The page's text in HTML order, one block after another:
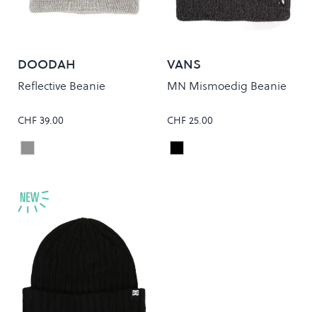
DOODAH
Reflective Beanie
CHF 39.00
Colour
Heather Grey
VANS
MN Mismoedig Beanie
CHF 25.00
Colour
Black Heather